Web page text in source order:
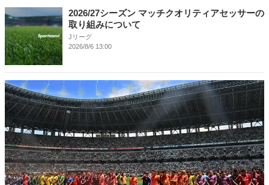
2026/27シーズン マッチクオリティアセッサーの
取り組みについて
Jリーグ
2026/8/6 13:00